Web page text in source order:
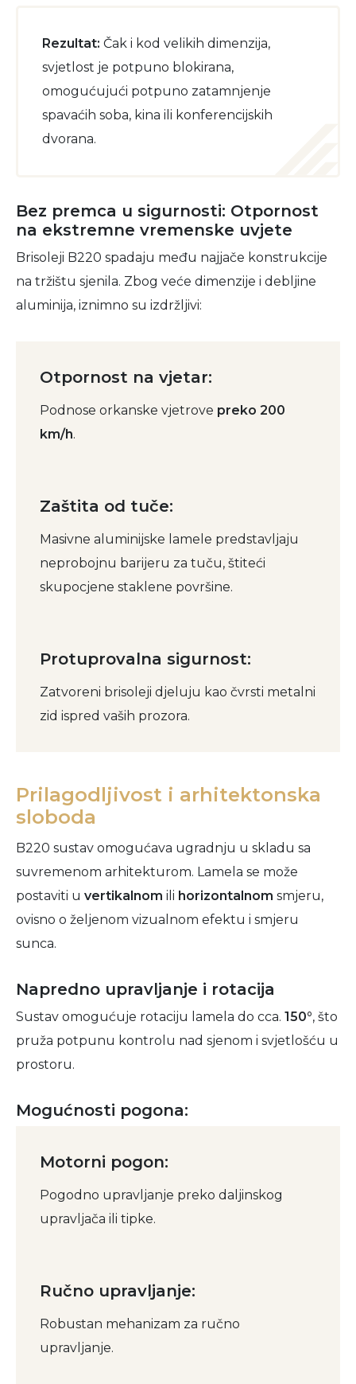
Rezultat: Čak i kod velikih dimenzija,
svjetlost je potpuno blokirana,
omogućujući potpuno zatamnjenje
spavaćih soba, kina ili konferencijskih
dvorana.
Bez premca u sigurnosti: Otpornost
na ekstremne vremenske uvjete
Brisoleji B220 spadaju među najjače konstrukcije
na tržištu sjenila. Zbog veće dimenzije i debljine
aluminija, iznimno su izdržljivi:
Otpornost na vjetar:
Podnose orkanske vjetrove preko 200
km/h.
Zaštita od tuče:
Masivne aluminijske lamele predstavljaju
neprobojnu barijeru za tuču, štiteći
skupocjene staklene površine.
Protuprovalna sigurnost:
Zatvoreni brisoleji djeluju kao čvrsti metalni
zid ispred vaših prozora.
Prilagodljivost i arhitektonska
sloboda
B220 sustav omogućava ugradnju u skladu sa
suvremenom arhitekturom. Lamela se može
postaviti u vertikalnom ili horizontalnom smjeru,
ovisno o željenom vizualnom efektu i smjeru
sunca.
Napredno upravljanje i rotacija
Sustav omogućuje rotaciju lamela do cca. 150°, što
pruža potpunu kontrolu nad sjenom i svjetlošću u
prostoru.
Mogućnosti pogona:
Motorni pogon:
Pogodno upravljanje preko daljinskog
upravljača ili tipke.
Ručno upravljanje:
Robustan mehanizam za ručno
upravljanje.